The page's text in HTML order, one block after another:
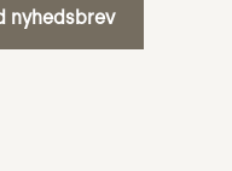
nyhedsbrev